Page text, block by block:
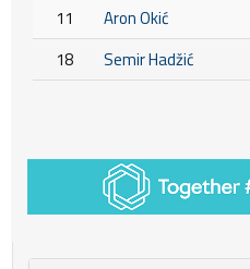
11
Aron Okić
18
Semir Hadžić